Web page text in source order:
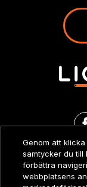
Genom att
samtycker du
förbättra
webbplatsens